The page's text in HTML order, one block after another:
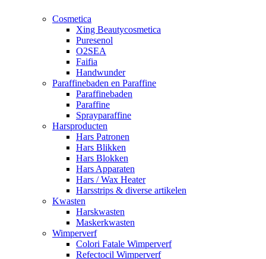
Cosmetica
Xing Beautycosmetica
Puresenol
O2SEA
Faifia
Handwunder
Paraffinebaden en Paraffine
Paraffinebaden
Paraffine
Sprayparaffine
Harsproducten
Hars Patronen
Hars Blikken
Hars Blokken
Hars Apparaten
Hars / Wax Heater
Harsstrips & diverse artikelen
Kwasten
Harskwasten
Maskerkwasten
Wimperverf
Colori Fatale Wimperverf
Refectocil Wimperverf